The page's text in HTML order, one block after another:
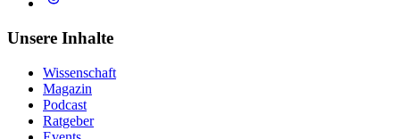
Unsere Inhalte
Wissenschaft
Magazin
Podcast
Ratgeber